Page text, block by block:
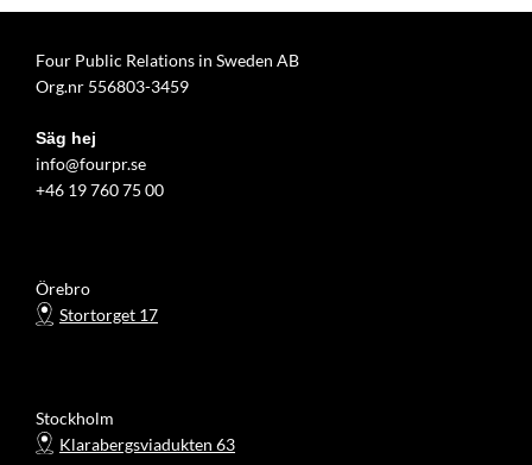
Four Public Relations in Sweden AB
Org.nr 556803-3459
Säg hej
info@fourpr.se
+46 19 760 75 00
Örebro
Stortorget 17
Stockholm
Klarabergsviadukten 63